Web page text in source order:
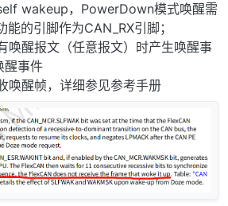
wakeup，PowerDown模式唤醒需
能的引脚作为CAN_RX引脚；
唤醒报文（任意报文）时产生唤醒事
醒事件
唤醒帧，详细参见参考手册